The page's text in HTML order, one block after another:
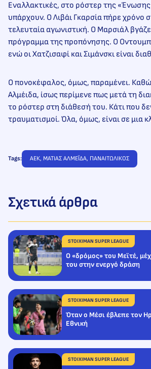
Εναλλακτικές, στο ρόστερ της
υπάρχουν. Ο Λιβάι Γκαρσία πήρε χρόνο
τελευταία αγωνιστική. Ο Μαρσιάλ
πρόγραμμα της προπόνησης. Ο
ενώ οι Χατζισαφί και Σιμάνσκι είναι
Ο πονοκέφαλος, όμως, παραμένει.
Αλμέιδα, ίσως περίμενε πως μετά τη
το ρόστερ στη διάθεσή του. Κάτι που
τραυματισμοί. Όλα, όμως, είναι σε μια
Tags: ΑΕΚ, ΜΑΤΙΑΣ ΑΛΜΕΪΔΑ, ΠΑΝΑΙΤΩΛΙΚΟΣ
Σχετικά άρθρα
STOIXIMAN SUPER LEAGUE
O «δρόμος» του Μεϊτέ,
του στην ενεργό δράση
STOIXIMAN SUPER LEAGUE
Όταν ο Μέσι έβλεπε τον
Εθνική
STOIXIMAN SUPER LEAGUE